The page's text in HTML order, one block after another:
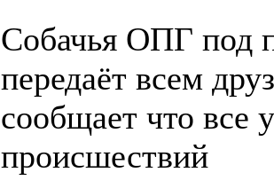
Собачья ОПГ под
передаёт всем
сообщает что все
происшествий